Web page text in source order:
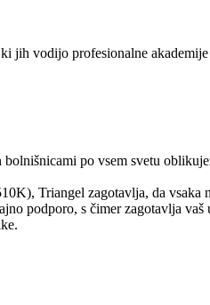
jih vodijo profesionalne
po vsem svetu
Triangel zagotavlja, da vsaka
podporo, s čimer zagotavlja vaš